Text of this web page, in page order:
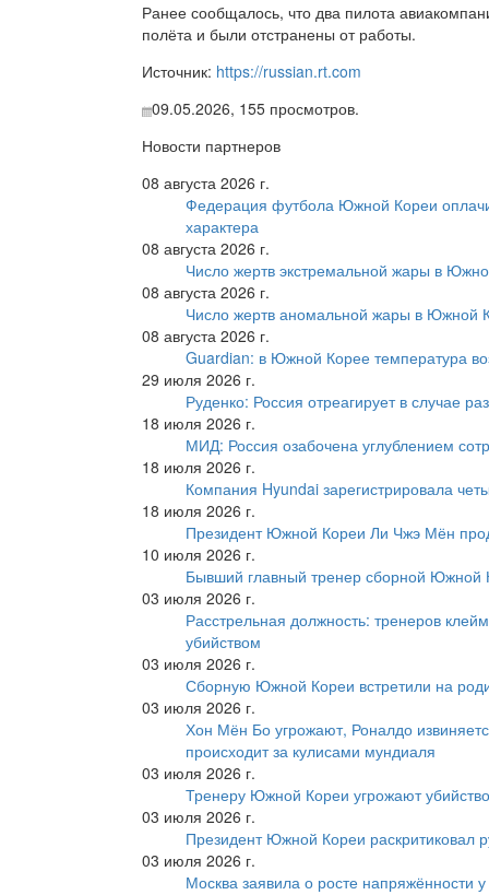
Ранее сообщалось, что два пилота
полёта и были отстранены от работы.
Источник: https://russian.rt.com
09.05.2026, 155 просмотров.
Новости партнеров
08 августа 2026 г.
Федерация футбола Южной Кореи
характера
08 августа 2026 г.
Число жертв экстремальной жары в
08 августа 2026 г.
Число жертв аномальной жары в Южной
08 августа 2026 г.
Guardian: в Южной Корее температура
29 июля 2026 г.
Руденко: Россия отреагирует в случае
18 июля 2026 г.
МИД: Россия озабочена углублением
18 июля 2026 г.
Компания Hyundai зарегистрировала
18 июля 2026 г.
Президент Южной Кореи Ли Чжэ Мён
10 июля 2026 г.
Бывший главный тренер сборной Южной
03 июля 2026 г.
Расстрельная должность: тренеров
убийством
03 июля 2026 г.
Сборную Южной Кореи встретили на
03 июля 2026 г.
Хон Мён Бо угрожают, Роналдо
происходит за кулисами мундиаля
03 июля 2026 г.
Тренеру Южной Кореи угрожают
03 июля 2026 г.
Президент Южной Кореи раскритиковал
03 июля 2026 г.
Москва заявила о росте